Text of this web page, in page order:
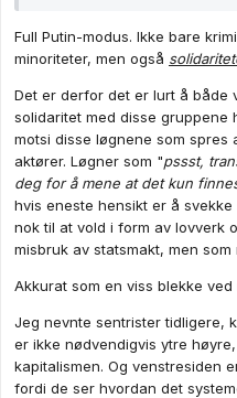
(teksten er flyttet fra sitt
slutten, hvor drapstrusselen
Full Putin-modus. Ikke bare
minoriteter, men også
Det er derfor det er lurt å både
solidaritet med disse gruppene
motsi disse løgnene som
aktører. Løgner som "pssst,
deg for å mene at det kun
hvis eneste hensikt er å
nok til at vold i form av lovverk
misbruk av statsmakt, men
Akkurat som en viss blekke
Jeg nevnte sentrister tidligere,
er ikke nødvendigvis ytre
kapitalismen. Og venstresiden
fordi de ser hvordan det